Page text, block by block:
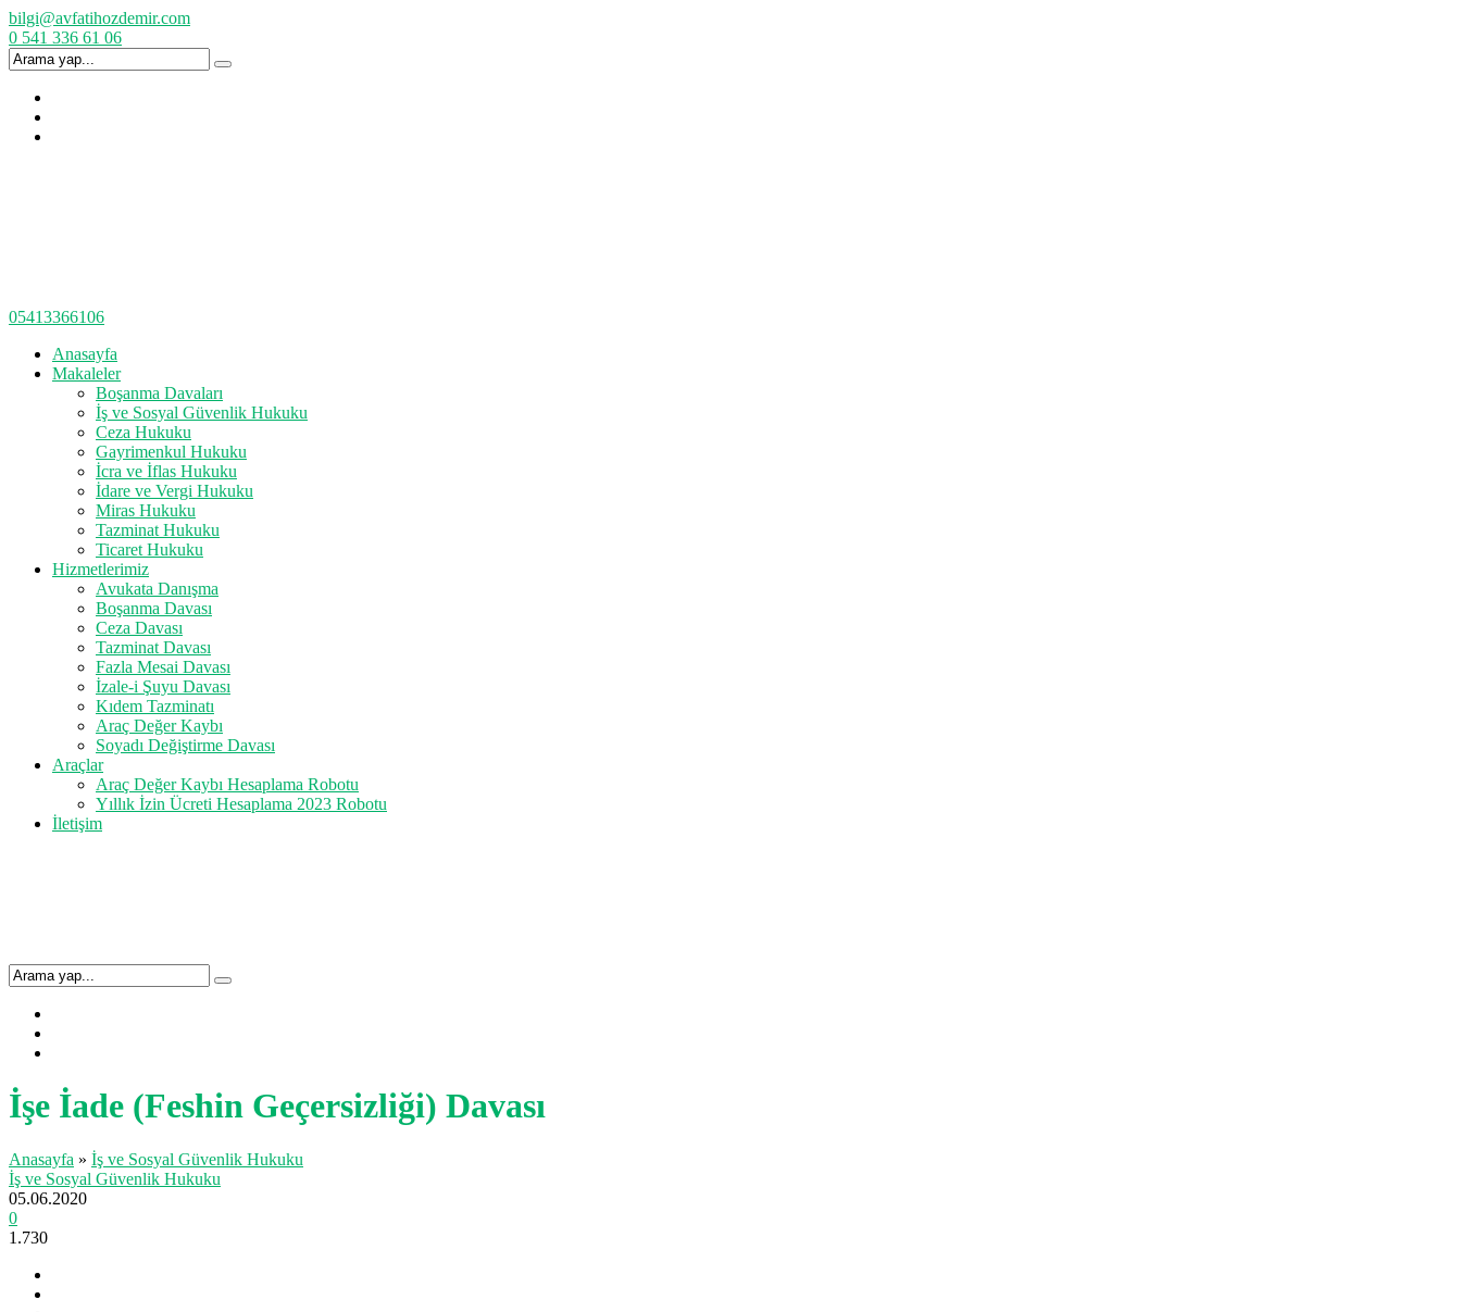
bilgi@avfatihozdemir.com
0 541 336 61 06
05413366106
Anasayfa
Makaleler
Boşanma Davaları
İş ve Sosyal Güvenlik Hukuku
Ceza Hukuku
Gayrimenkul Hukuku
İcra ve İflas Hukuku
İdare ve Vergi Hukuku
Miras Hukuku
Tazminat Hukuku
Ticaret Hukuku
Hizmetlerimiz
Avukata Danışma
Boşanma Davası
Ceza Davası
Tazminat Davası
Fazla Mesai Davası
İzale-i Şuyu Davası
Kıdem Tazminatı
Araç Değer Kaybı
Soyadı Değiştirme Davası
Araçlar
Araç Değer Kaybı Hesaplama Robotu
Yıllık İzin Ücreti Hesaplama 2023 Robotu
İletişim
İşe İade (Feshin Geçersizliği) Davası
Anasayfa » İş ve Sosyal Güvenlik Hukuku
İş ve Sosyal Güvenlik Hukuku
05.06.2020
0
1.730